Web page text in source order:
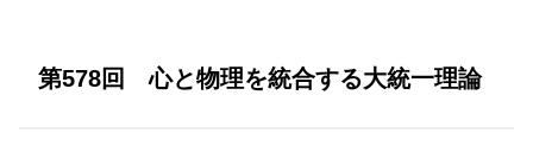
第578回 心と物理を統合する大統一理論